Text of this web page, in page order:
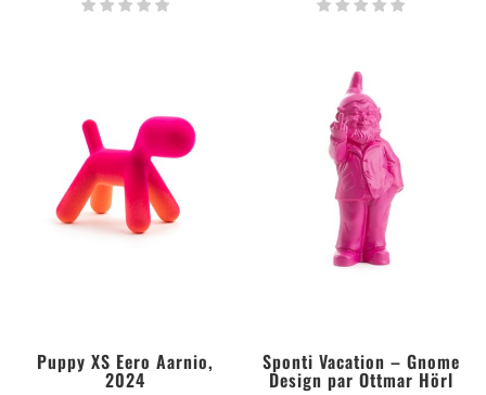
Puppy XS Eero Aarnio,
2024
Sponti Vacation – Gnome
Design par Ottmar Hörl